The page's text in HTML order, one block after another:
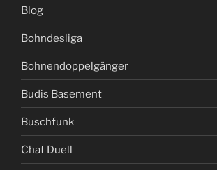
Blog
Bohndesliga
Bohnendoppelgänger
Budis Basement
Buschfunk
Chat Duell